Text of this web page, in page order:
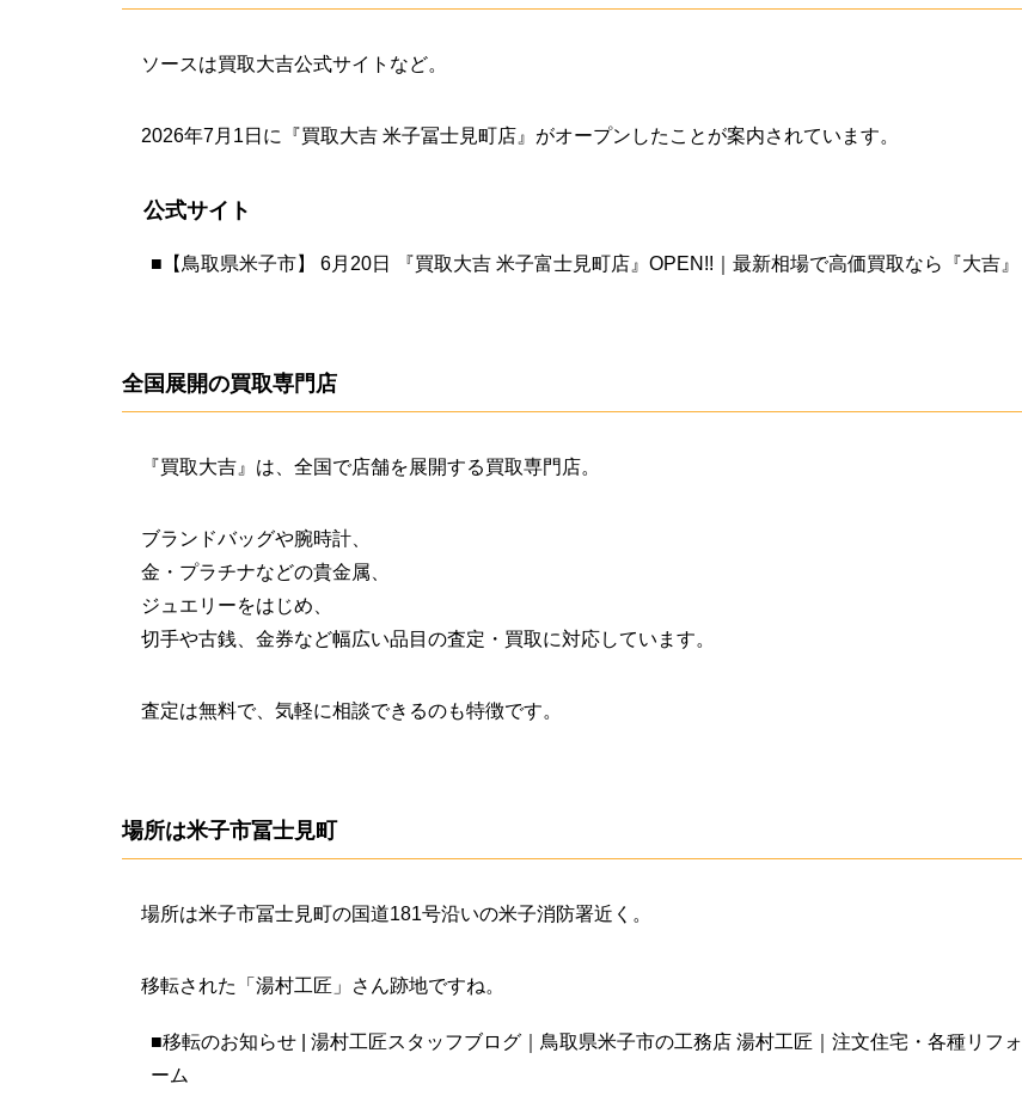
ソースは買取大吉公式サイトなど。
2026年7月1日に『買取大吉 米子冨士見町店』がオープンしたことが案内されています。
公式サイト
■ 【鳥取県米子市】 6月20日 『買取大吉 米子富士見町店』OPEN!!｜最新相場で高価買取なら『大吉』
全国展開の買取専門店
『買取大吉』は、全国で店舗を展開する買取専門店。
ブランドバッグや腕時計、
金・プラチナなどの貴金属、
ジュエリーをはじめ、
切手や古銭、金券など幅広い品目の査定・買取に対応しています。
査定は無料で、気軽に相談できるのも特徴です。
場所は米子市冨士見町
場所は米子市冨士見町の国道181号沿いの米子消防署近く。
移転された「湯村工匠」さん跡地ですね。
■移転のお知らせ | 湯村工匠スタッフブログ｜鳥取県米子市の工務店 湯村工匠｜注文住宅・各種リフォ
ーム